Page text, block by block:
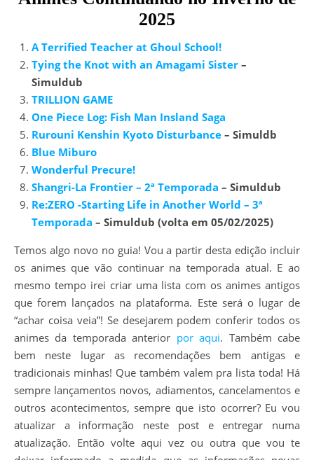
2025
A Terrified Teacher at Ghoul School!
Tying the Knot with an Amagami Sister –
Simuldub
TRILLION GAME
One Piece Log: Fish Man Insland Saga
Rurouni Kenshin Kyoto Disturbance – Simuldb
Blue Miburo
Wonderful Precure!
Shangri-La Frontier – 2ª Temporada – Simuldub
Re:ZERO -Starting Life in Another World – 3ª
Temporada – Simuldub (volta em 05/02/2025)
Temos algo novo no guia! Vou a partir desta edição incluir
os animes que vão continuar na temporada atual. E ao
mesmo tempo irei criar uma lista com os animes antigos
que forem lançados na plataforma. Este será o lugar de
“achar coisa veia”! Se desejarem podem conferir todos os
animes da temporada anterior por aqui. Também cabe
bem neste lugar as recomendações bem antigas e
tradicionais minhas! Que também valem pra lista toda! Há
sempre lançamentos novos, adiamentos, cancelamentos e
outros acontecimentos, sempre que isto ocorrer? Eu vou
atualizar a informação neste post e entregar numa
atualização. Então volte aqui vez ou outra que vou te